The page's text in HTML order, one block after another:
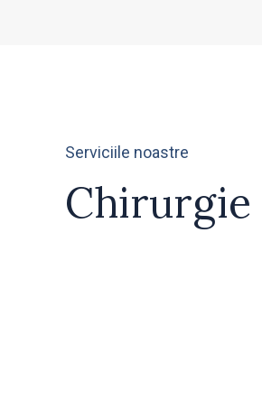
Serviciile noastre
Chirurgie